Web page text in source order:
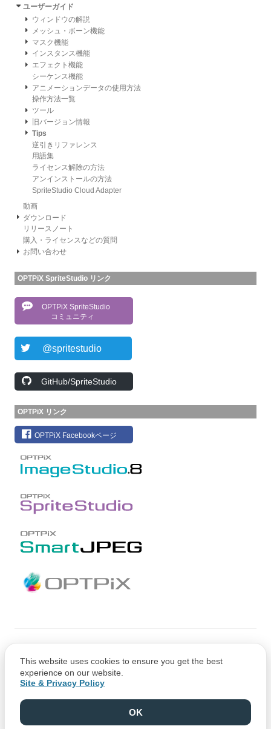
ユーザーガイド
ウィンドウの解説
メッシュ・ボーン機能
マスク機能
インスタンス機能
エフェクト機能
シーケンス機能
アニメーションデータの使用方法
操作方法一覧
ツール
旧バージョン情報
Tips
逆引きリファレンス
用語集
ライセンス解除の方法
アンインストールの方法
SpriteStudio Cloud Adapter
動画
ダウンロード
リリースノート
購入・ライセンスなどの質問
お問い合わせ
OPTPiX SpriteStudio リンク
OPTPiX SpriteStudio
コミュニティ
@spritestudio
GitHub/SpriteStudio
OPTPiX リンク
OPTPiX Facebookページ
Copyright © 1991-2021 Web Technology Corp.
This website uses cookies to ensure you get the best
experience on our website.
Site & Privacy Policy
OK